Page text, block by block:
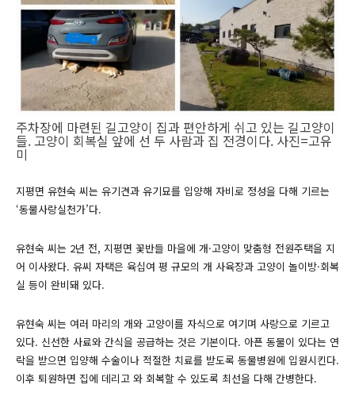
주차장에 마련된 길고양이 집과 편안하게 쉬고 있는 길고양이
들. 고양이 회복실 앞에 선 두 사람과 집 전경이다. 사진=고유
미
지평면 유현숙 씨는 유기견과 유기묘를 입양해 자비로 정성을 다해 기르는
‘동물사랑실천가’다.
유현숙 씨는 2년 전, 지평면 꽃반들 마을에 개·고양이 맞춤형 전원주택을 지
어 이사왔다. 유씨 자택은 육십여 평 규모의 개 사육장과 고양이 놀이방·회복
실 등이 완비돼 있다.
유현숙 씨는 여러 마리의 개와 고양이를 자식으로 여기며 사랑으로 기르고
있다. 신선한 사료와 간식을 공급하는 것은 기본이다. 아픈 동물이 있다는 연
락을 받으면 입양해 수술이나 적절한 치료를 받도록 동물병원에 입원시킨다.
이후 퇴원하면 집에 데리고 와 회복할 수 있도록 최선을 다해 간병한다.